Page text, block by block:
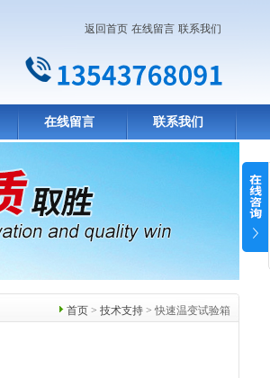
返回首页 在线留言 联系我们
在线留言 联系我们
首页 > 技术支持 > 快速温变试验箱